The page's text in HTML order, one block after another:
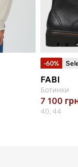
-60%
FABI
Ботинки
7 100
40, 44